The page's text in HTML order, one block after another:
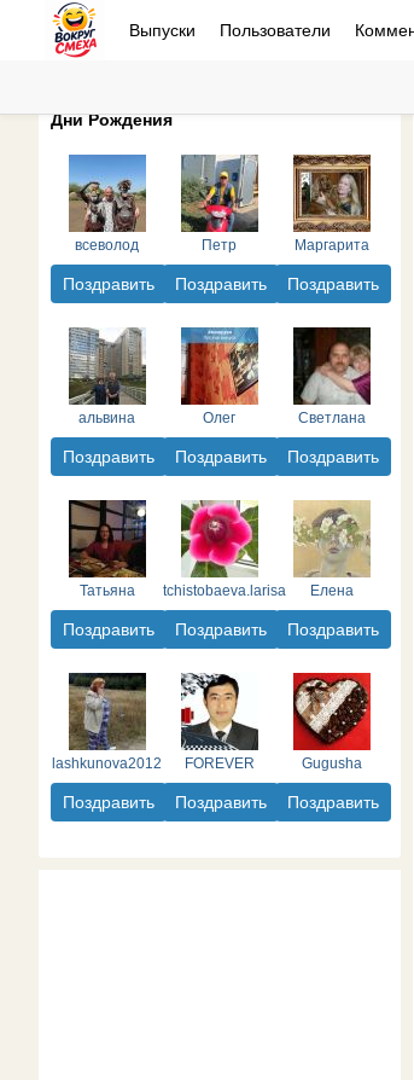
Выпуски Пользователи
Дни Рождения
всеволод
Поздравить
Петр
Поздравить
Маргарита
Поздравить
альвина
Поздравить
Олег
Поздравить
Светлана
Поздравить
Татьяна
Поздравить
tchistobaeva.larisa
Поздравить
Елена
Поздравить
lashkunova2012
Поздравить
FOREVER
Поздравить
Gugusha
Поздравить